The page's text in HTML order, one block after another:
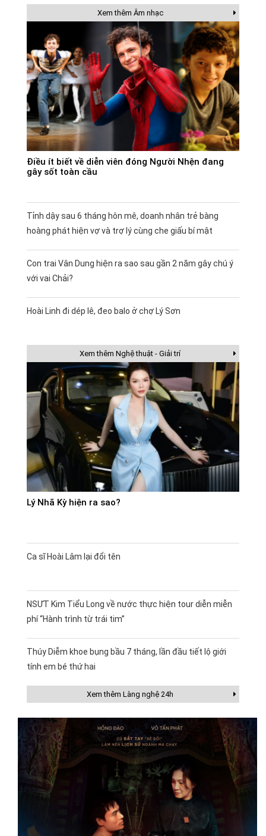
Xem thêm Âm nhạc
Điều ít biết về diễn viên đóng Người Nhện đang
gây sốt toàn cầu
Tỉnh dậy sau 6 tháng hôn mê, doanh nhân trẻ bàng
hoàng phát hiện vợ và trợ lý cùng che giấu bí mật
Con trai Vân Dung hiện ra sao sau gần 2 năm gây chú ý
với vai Chải?
Hoài Linh đi dép lê, đeo balo ở chợ Lý Sơn
Xem thêm Nghệ thuật - Giải trí
Lý Nhã Kỳ hiện ra sao?
Ca sĩ Hoài Lâm lại đổi tên
NSƯT Kim Tiểu Long về nước thực hiện tour diễn miễn
phí “Hành trình từ trái tim”
Thúy Diễm khoe bụng bầu 7 tháng, lần đầu tiết lộ giới
tính em bé thứ hai
Xem thêm Làng nghệ 24h